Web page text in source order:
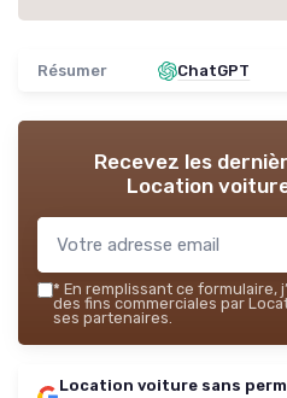
Résumer ChatGPT
Recevez les
Location
* En remplissant ce formulaire,
des fins commerciales par
ses partenaires.
Location voiture sans